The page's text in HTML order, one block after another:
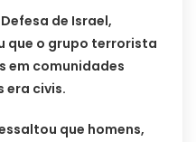
de Israel,
que o grupo terrorista
em comunidades
era civis.
que homens,